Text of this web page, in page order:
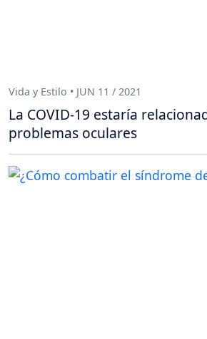
Vida y Estilo • JUN 11 / 2021
La COVID-19 estaría
problemas oculares